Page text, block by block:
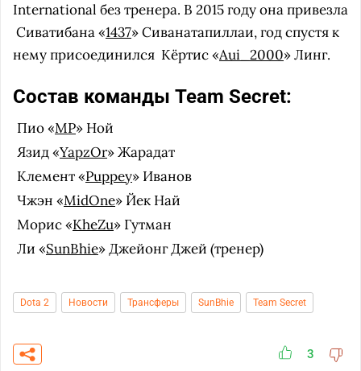
International без тренера. В 2015 году она привезла
Сиватибана «1437» Сиванатапиллаи, год спустя к
нему присоединился Кёртис «Aui_2000» Линг.
Состав команды Team Secret:
Пио «MP» Ной
Язид «YapzOr» Жарадат
Клемент «Puppey» Иванов
Чжэн «MidOne» Йек Най
Морис «KheZu» Гутман
Ли «SunBhie» Джейонг Джей (тренер)
Dota 2 Новости Трансферы SunBhie Team Secret
3